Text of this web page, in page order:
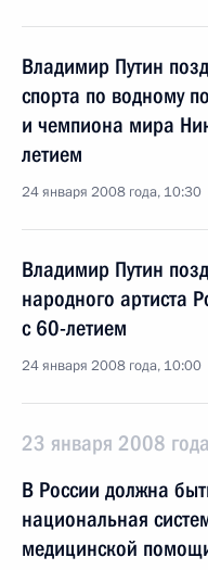
Владимир Путин
спорта по водному
и чемпиона мира
летием
24 января 2008 года, 10:30
Владимир Путин
народного артиста
с 60-летием
24 января 2008 года, 10:00
23 января 2008
В России должна
национальная
медицинской